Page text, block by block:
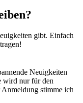
gibt. Einfach
Neuigkeiten
wird nur für den
stimme ich